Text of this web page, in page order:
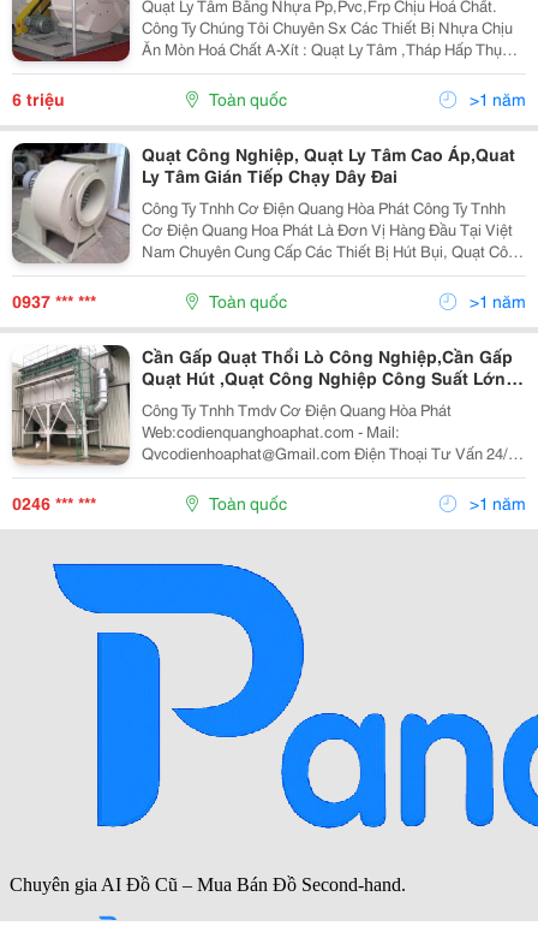
Quạt Ly Tâm Bằng Nhựa Pp,Pvc,Frp Chịu Hoá Chất.
Công Ty Chúng Tôi Chuyên Sx Các Thiết Bị Nhựa Chịu
Ăn Mòn Hoá Chất A-Xít : Quạt Ly Tâm ,Tháp Hấp Thụ
Trong Việc Sử Lý Khí Thải Công Nghiệp Bằng Vật Liệu
Nhựa Pp,Pepvc,Frpcompositte, Ống Thải Khí Độc Bằn
6 triệu Toàn quốc >1 năm
Quạt Công Nghiệp, Quạt Ly Tâm Cao Áp,Quat
Ly Tâm Gián Tiếp Chạy Dây Đai
Công Ty Tnhh Cơ Điện Quang Hòa Phát Công Ty Tnhh
Cơ Điện Quang Hoa Phát Là Đơn Vị Hàng Đầu Tại Việt
Nam Chuyên Cung Cấp Các Thiết Bị Hút Bụi, Quạt Công
Nghiệp, Khử Mùi, Khói Và Thông Gió Nhà Xưởng Công
Nghiệp. Công Ty Tnhh Cơ Điện Quang Hoa Phá
0937 *** *** Toàn quốc >1 năm
Cần Gấp Quạt Thổi Lò Công Nghiệp,Cần Gấp
Quạt Hút ,Quạt Công Nghiệp Công Suất Lớn
Hàng Sẵn Ngay
Công Ty Tnhh Tmdv Cơ Điện Quang Hòa Phát
Web:codienquanghoaphat.com - Mail:
Qvcodienhoaphat@Gmail.com Điện Thoại Tư Vấn 24/24
: 0986.952.012 &Ndash; 0937.301.301 Giao Hàng Miễn
Phí Nội Thành Hà Nội.tphcm Xin Trân Trọng Cảm Ơn!!!!!
Cung...
0246 *** *** Toàn quốc >1 năm